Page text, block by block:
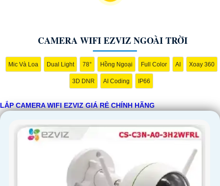
năng cảnh báo chuyển động thông minh, giữ an ninh tốt hơn cho ngôi
Hy vọng mẫu tư giới thiệu trên sẽ giúp bạn trong việc quảng bá sản
phẩm Camera Wifi Ezviz. Nếu có bất kỳ ý kiến hoặc cần sự chỉnh sửa
nào, bạn đừng ngần ngại để lại lời nhắn. Chúc bạn thành công!
CAMERA WIFI EZVIZ NGOÀI TRỜI
Mic Và Loa Dual Light 78° Hồng Ngoại Full Color AI Xoay 360
3D DNR AI Coding IP66
LẮP CAMERA WIFI EZVIZ GIÁ RẺ CHÍNH HÃNG